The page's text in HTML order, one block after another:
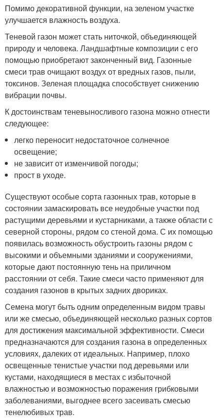
Помимо декоративной функции, на зеленом участке
улучшается влажность воздуха.
Теневой газон может стать ниточкой, объединяющей
природу и человека. Ландшафтные композиции с его
помощью приобретают законченный вид. Газонные
смеси трав очищают воздух от вредных газов, пыли,
токсинов. Зеленая площадка способствует снижению
вибрации почвы.
К достоинствам теневыносливого газона можно отнести
следующее:
легко переносит недостаточное солнечное
освещение;
не зависит от изменчивой погоды;
прост в уходе.
Существуют особые сорта газонных трав, которые в
состоянии замаскировать все неудобные участки под
растущими деревьями и кустарниками, а также области с
северной стороны, рядом со стеной дома. С их помощью
появилась возможность обустроить газоны рядом с
высокими и объемными зданиями и сооружениями,
которые дают постоянную тень на приличном
расстоянии от себя. Такие смеси часто применяют для
создания газонов в крытых задних двориках.
Семена могут быть одним определенным видом травы
или же смесью, объединяющей несколько разных сортов
для достижения максимальной эффективности. Смеси
предназначаются для создания газона в определенных
условиях, далеких от идеальных. Например, плохо
освещенные тенистые участки под деревьями или
кустами, находящиеся в местах с избыточной
влажностью и возможностью поражения грибковыми
заболеваниями, выгоднее всего засеивать смесью
тенелюбивых трав.